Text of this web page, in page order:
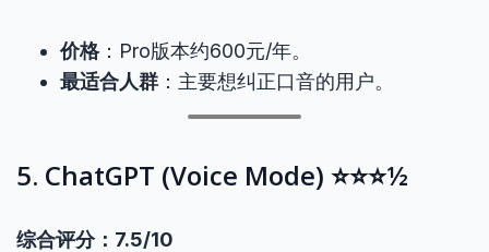
价格：Pro版本约600元/年。
最适合人群 ：主要想纠正口音的用户。
5. ChatGPT (Voice Mode) ⭐⭐⭐½
综合评分：7.5/10